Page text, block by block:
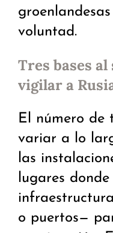
voluntad.
Tres bases
vigilar a
El número de
variar a lo
las
lugares
o puertos—